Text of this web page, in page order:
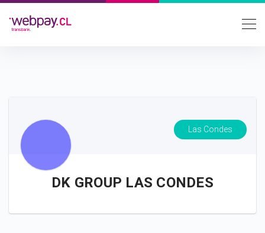
Las Condes
DK GROUP LAS CONDES